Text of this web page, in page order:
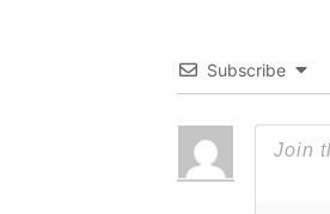
Subscribe